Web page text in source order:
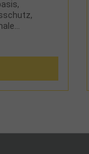
sek.
Reiben,
und
Räumen,